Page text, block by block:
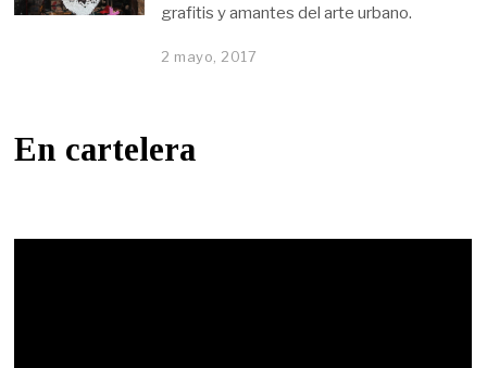
grafitis y amantes del arte urbano.
2 mayo, 2017
En cartelera